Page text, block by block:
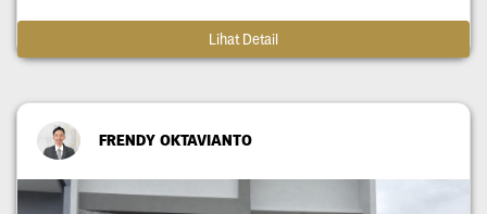
Lihat Detail
FRENDY OKTAVIANTO